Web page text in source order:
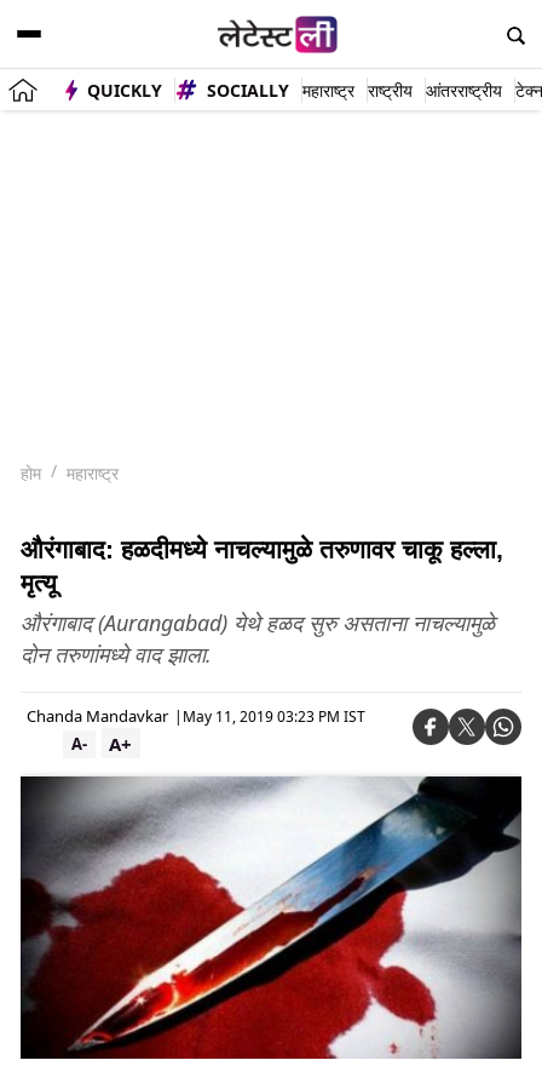
QUICKLY SOCIALLY महाराष्ट्र राष्ट्रीय आंतरराष्ट्रीय
होम महाराष्ट्र
औरंगाबाद: हळदीमध्ये नाचल्यामुळे तरुणावर चाकू हल्ला,
मृत्यू
औरंगाबाद (Aurangabad) येथे हळद सुरु असताना नाचल्यामुळे
दोन तरुणांमध्ये वाद झाला.
Chanda Mandavkar | May 11, 2019 03:23 PM IST
A+
A-